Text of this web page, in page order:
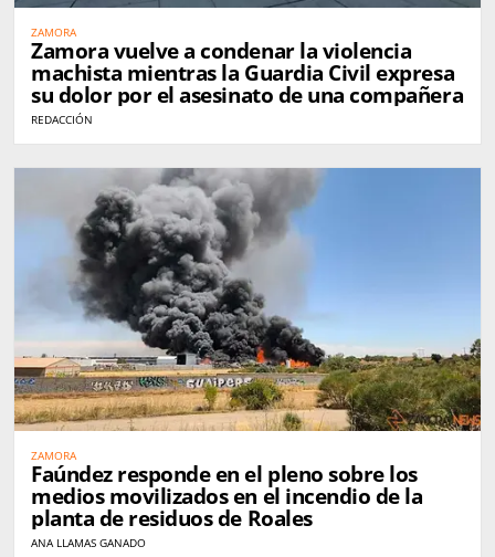
ZAMORA
Zamora vuelve a condenar la violencia
machista mientras la Guardia Civil expresa
su dolor por el asesinato de una compañera
REDACCIÓN
ZAMORA
Faúndez responde en el pleno sobre los
medios movilizados en el incendio de la
planta de residuos de Roales
ANA LLAMAS GANADO